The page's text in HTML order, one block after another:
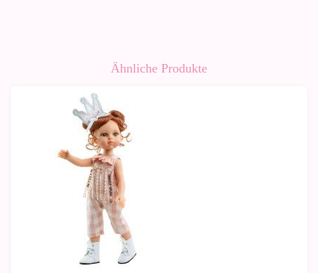
Ähnliche Produkte